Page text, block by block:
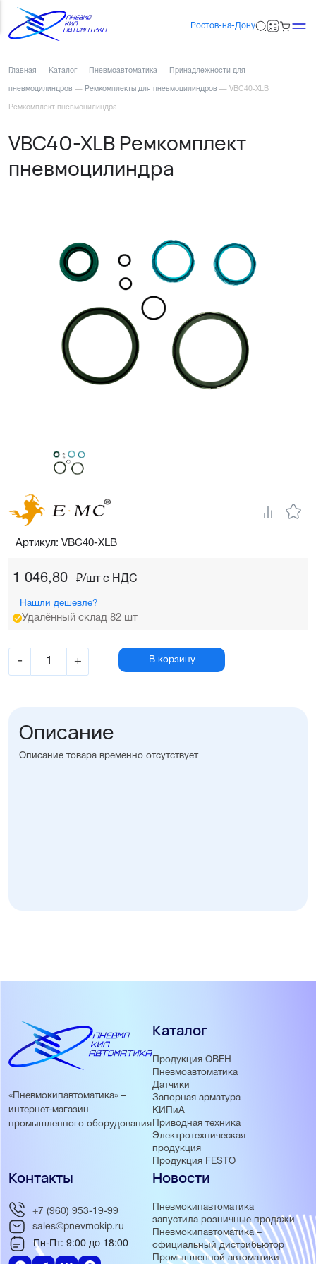
Ростов-на-Дону
Главная — Каталог — Пневмоавтоматика — Принадлежности для
пневмоцилиндров — Ремкомплекты для пневмоцилиндров — VBC40-XLB
Ремкомплект пневмоцилиндра
VBC40-XLB Ремкомплект
пневмоцилиндра
1 046,80 ₽/шт c НДС
Нашли дешевле?
Удалённый склад 82 шт
- + В корзину
Артикул: VBC40-XLB
Описание
Описание товара временно отсутствует
«Пневмокипавтоматика» –
интернет-магазин
промышленного оборудования
Каталог
Продукция ОВЕН
Пневмоавтоматика
Датчики
Запорная арматура
КИПиА
Приводная техника
Электротехническая
продукция
Продукция FESTO
Новости
Пневмокипавтоматика
запустила розничные продажи
Пневмокипавтоматика –
официальный дистрибьютор
Промышленной автоматики
Контакты
+7 (960) 953-19-99
sales@pnevmokip.ru
Пн-Пт: 9:00 до 18:00